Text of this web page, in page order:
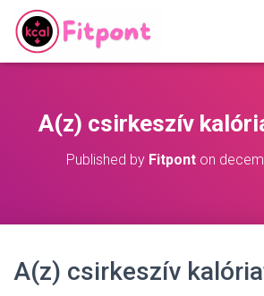
A(z) csirkeszív
Published by Fitpont on
A(z) csirkeszív